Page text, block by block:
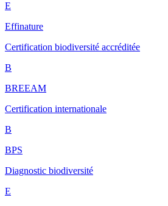
E
Effinature
Certification biodiversité accréditée
B
BREEAM
Certification internationale
B
BPS
Diagnostic biodiversité
E